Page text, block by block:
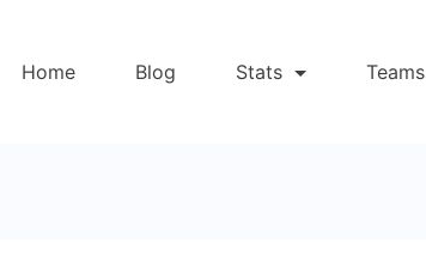
Home Blog Stats Teams